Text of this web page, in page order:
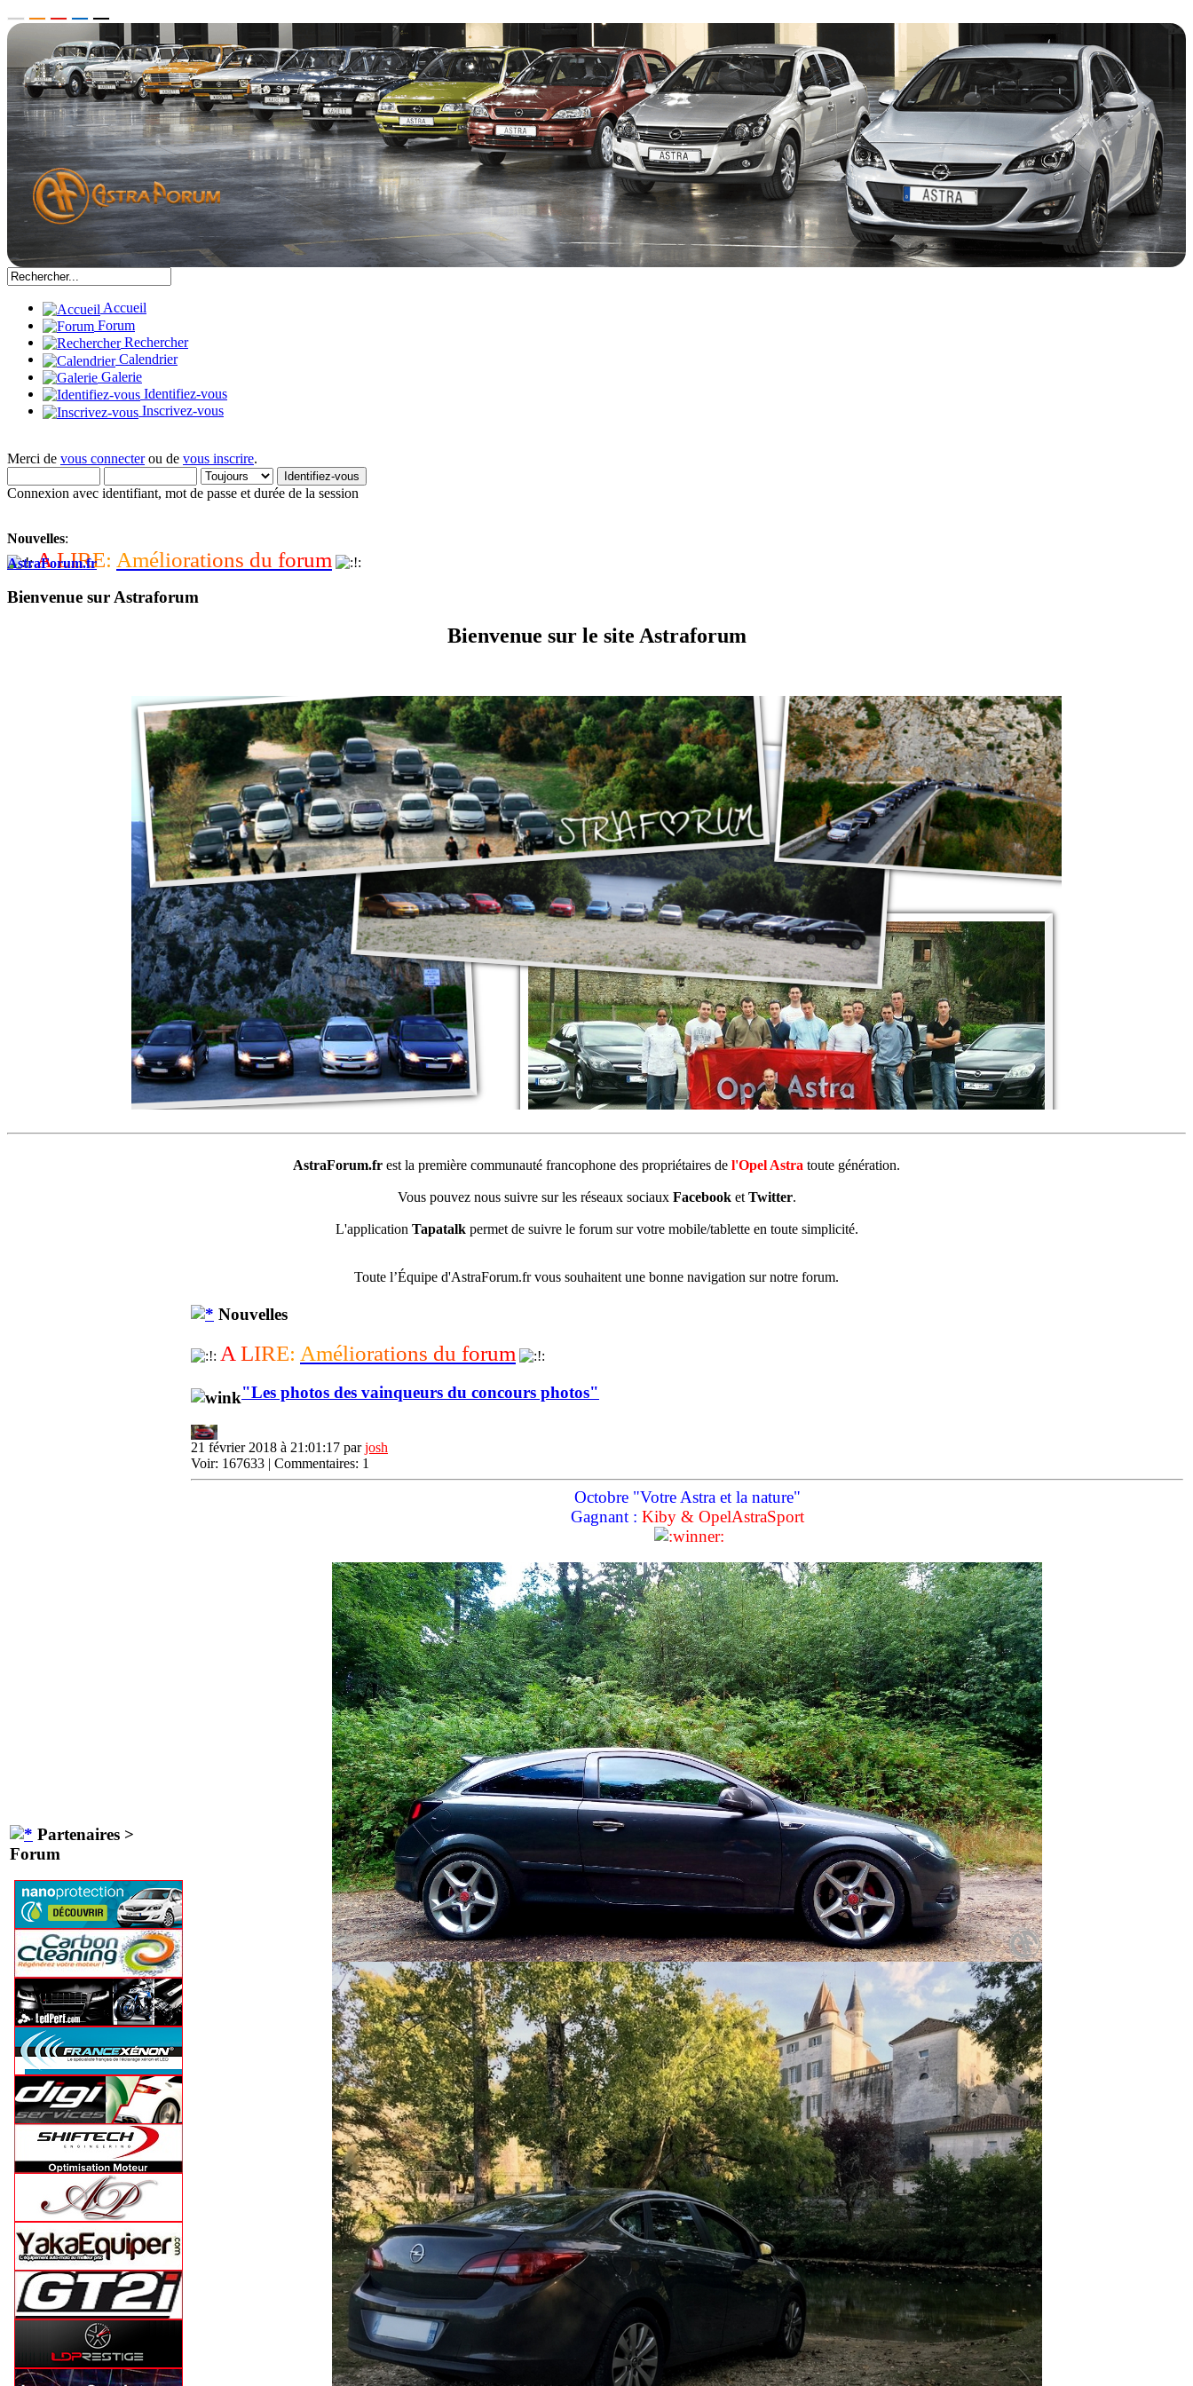
Accueil
Forum
Rechercher
Calendrier
Galerie
Identifiez-vous
Inscrivez-vous
Merci de vous connecterou de vous inscrire.
Connexion avec identifiant, mot de passe et durée de la session
Nouvelles:
A LIRE: Améliorations du forum
AstraForum.fr
Bienvenue sur Astraforum
Bienvenue sur le site Astraforum
AstraForum.fr est la première communauté francophone des propriétaires de l'Opel Astra toute génération.
Vous pouvez nous suivre sur les réseaux sociaux Facebooket Twitter.
L'application Tapatalkpermet de suivre le forum sur votre mobile/tablette en toute simplicité.
Toute l’Équipe d'AstraForum.fr vous souhaitent une bonne navigation sur notre forum.
Partenaires >
Forum
Nouvelles
A LIRE: Améliorations du forum
"Les photos des vainqueurs du concours photos"
21 février 2018 à 21:01:17 parjosh
Voir: 167633 | Commentaires: 1
Octobre "Votre Astra et la nature"
Gagnant : Kiby & OpelAstraSport